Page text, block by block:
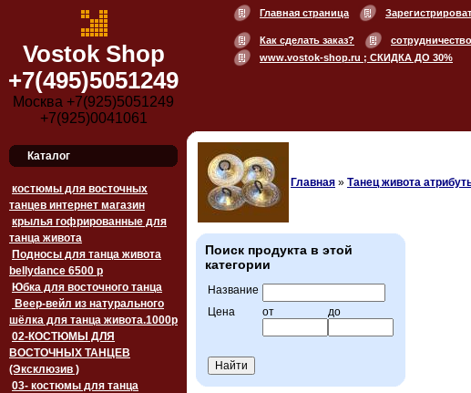
Vostok Shop
+7(495)5051249
Москва +7(925)5051249
+7(925)0041061
Главная страница
Как сделать заказ?
www.vostok-shop.ru ; СКИДКА ДО 30%
Каталог
костюмы для восточных
танцев интернет магазин
крылья гофрированные для
танца живота
Подносы для танца живота
bellydance 6500 p
Юбка для восточного танца
Веер-вейл из натурального
шёлка для танца живота.1000p
02-КОСТЮМЫ ДЛЯ
ВОСТОЧНЫХ ТАНЦЕВ
(Эксклюзив )
03- костюмы для танца
Главная » Танец живота
Поиск продукта в этой
категории
Название
Цена
от до